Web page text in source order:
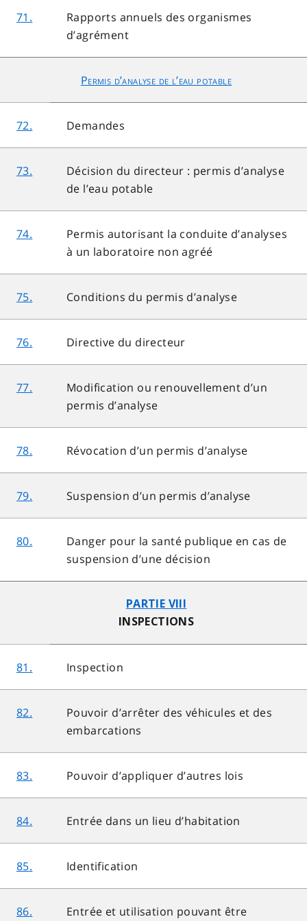
71.
Rapports annuels des organismes
d’agrément
Permis d’analyse de l’eau potable
72. Demandes
73.
Décision du directeur : permis d’analyse
de l’eau potable
74.
Permis autorisant la conduite d’analyses
à un laboratoire non agréé
75. Conditions du permis d’analyse
76. Directive du directeur
77.
Modification ou renouvellement d’un
permis d’analyse
78. Révocation d’un permis d’analyse
79. Suspension d’un permis d’analyse
80.
Danger pour la santé publique en cas de
suspension d’une décision
PARTIE VIII
INSPECTIONS
81. Inspection
82.
Pouvoir d’arrêter des véhicules et des
embarcations
83. Pouvoir d’appliquer d’autres lois
84. Entrée dans un lieu d’habitation
85. Identification
86.
Entrée et utilisation pouvant être